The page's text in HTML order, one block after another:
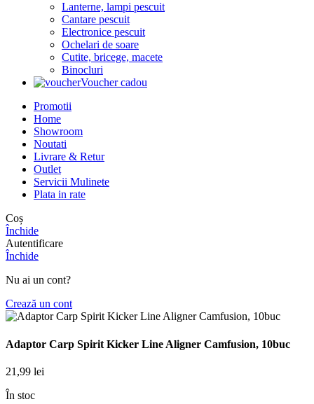
Lanterne, lampi pescuit
Cantare pescuit
Electronice pescuit
Ochelari de soare
Cutite, bricege, macete
Binocluri
Voucher cadou
Promotii
Home
Showroom
Noutati
Livrare & Retur
Outlet
Servicii Mulinete
Plata in rate
Coș
Închide
Autentificare
Închide
Nu ai un cont?
Crează un cont
Adaptor Carp Spirit Kicker Line Aligner Camfusion, 10buc
21,99 lei
În stoc